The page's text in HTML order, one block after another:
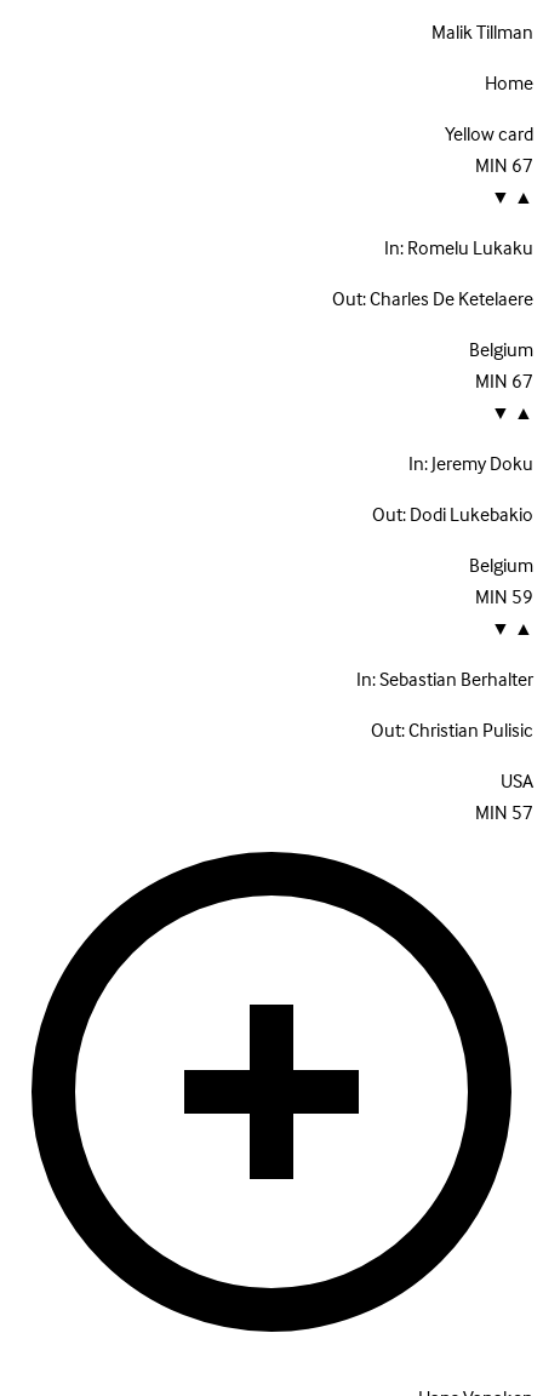
Malik Tillman
Home
Yellow card
67
MIN
▲
▼
In:Romelu Lukaku
Out:Charles De Ketelaere
Belgium
67
MIN
▲
▼
In:Jeremy Doku
Out:Dodi Lukebakio
Belgium
59
MIN
▲
▼
In:Sebastian Berhalter
Out:Christian Pulisic
USA
57
MIN